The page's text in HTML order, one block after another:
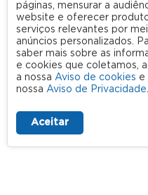
FGV 2023 ©
Aviso
páginas, mensurar a
website e oferecer
serviços relevantes por
anúncios personalizados.
saber mais sobre as
e cookies que coletamos,
a nossa Aviso de cookies e
nossa Aviso de Privacidade.
Aceitar